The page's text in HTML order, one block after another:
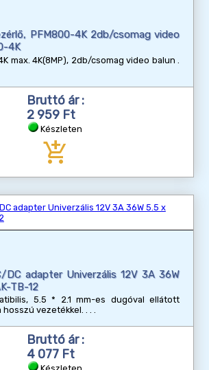
PFM800-4K 2db/csomag video
4K
max. 4K(8MP), 2db/csomag video balun
Bruttó ár :
2 959 Ft
Készleten
add_shopping_cart
DC adapter Univerzális 12V 3A 36W
TB-12
5.5 * 2.1 mm-es dugóval ellátott
hosszú vezetékkel.
Bruttó ár :
4 077 Ft